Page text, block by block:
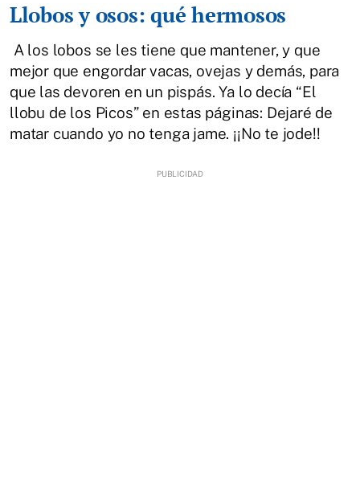
Llobos y osos: qué hermosos
A los lobos se les tiene que mantener, y que
mejor que engordar vacas, ovejas y demás, para
que las devoren en un pispás. Ya lo decía “El
llobu de los Picos” en estas páginas: Dejaré de
matar cuando yo no tenga jame. ¡¡No te jode!!